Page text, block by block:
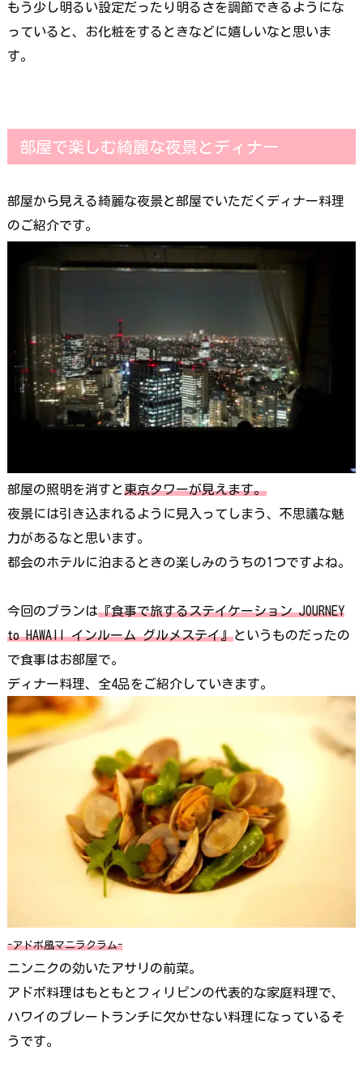
もう少し明るい設定だったり明るさを調節できるようにな
っていると、お化粧をするときなどに嬉しいなと思いま
す。
部屋で楽しむ綺麗な夜景とディナー
部屋から見える綺麗な夜景と部屋でいただくディナー料理
のご紹介です。
部屋の照明を消すと東京タワーが見えます。
夜景には引き込まれるように見入ってしまう、不思議な魅
力があるなと思います。
都会のホテルに泊まるときの楽しみのうちの1つですよね。
今回のプランは『食事で旅するステイケーション JOURNEY
to HAWAII インルーム グルメステイ』というものだったの
で食事はお部屋で。
ディナー料理、全4品をご紹介していきます。
-アドボ風マニラクラム-
ニンニクの効いたアサリの前菜。
アドボ料理はもともとフィリピンの代表的な家庭料理で、
ハワイのプレートランチに欠かせない料理になっているそ
うです。